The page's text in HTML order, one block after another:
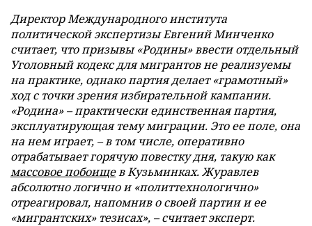
Директор Международного института
политической экспертизы Евгений Минченко
считает, что призывы «Родины» ввести отдельный
Уголовный кодекс для мигрантов не реализуемы
на практике, однако партия делает «грамотный»
ход с точки зрения избирательной кампании.
«Родина» – практически единственная партия,
эксплуатирующая тему миграции. Это ее поле, она
на нем играет, – в том числе, оперативно
отрабатывает горячую повестку дня, такую как
массовое побоищев Кузьминках. Журавлев
абсолютно логично и «политтехнологично»
отреагировал, напомнив о своей партии и ее
«мигрантских» тезисах», – считает эксперт.